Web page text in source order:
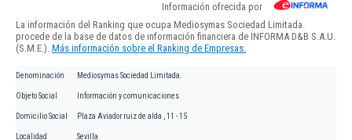
Información ofrecida por
La información del Ranking que ocupa Mediosymas Sociedad Limitada.
procede de la base de datos de información financiera de INFORMA D&B S.A.U.
(S.M.E.). Más información sobre el Ranking de Empresas.
Denominación Mediosymas Sociedad Limitada.
Objeto Social Información y comunicaciones
Domicilio Social Plaza Aviador ruiz de alda , 11 - 15
Localidad Sevilla